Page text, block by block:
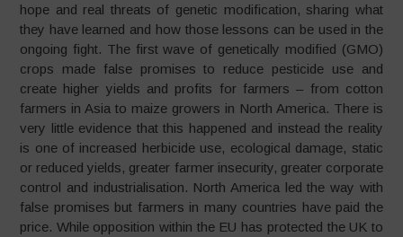
hope and real threats of genetic modification, sharing what
they have learned and how those lessons can be used in the
ongoing fight. The first wave of genetically modified (GMO)
crops made false promises to reduce pesticide use and
create higher yields and profits for farmers – from cotton
farmers in Asia to maize growers in North America. There is
very little evidence that this happened and instead the reality
is one of increased herbicide use, ecological damage, static
or reduced yields, greater farmer insecurity, greater corporate
control and industrialisation. North America led the way with
false promises but farmers in many countries have paid the
price. While opposition within the EU has protected the UK to